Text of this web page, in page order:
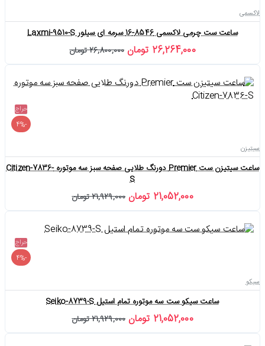
لاکسمی
ساعت ست چرمی لاکسمی 8546-16 سرمه ای سیلور Laxmi-9510-S
26,264,000 تومان 26,800,000 تومان
حراج
-4%
سیتیزن
ساعت سیتیزن ست Premier دورنگ طلایی صفحه سبز سه موتوره Citizen-7836-
S
21,052,000 تومان 21,929,000 تومان
حراج
-4%
سیکو
ساعت سیکو ست سه موتوره تمام استیل Seiko-8739-S
21,052,000 تومان 21,929,000 تومان